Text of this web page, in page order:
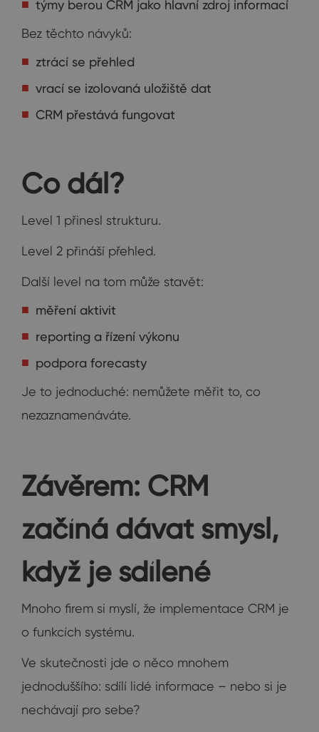
týmy berou CRM jako hlavní zdroj informací
Bez těchto návyků:
ztrácí se přehled
vrací se izolovaná uložiště dat
CRM přestává fungovat
Co dál?
Level 1 přinesl strukturu.
Level 2 přináší přehled.
Další level na tom může stavět:
měření aktivit
reporting a řízení výkonu
podpora forecasty
Je to jednoduché: nemůžete měřit to, co
nezaznamenáváte.
Závěrem: CRM
začíná dávat smysl,
když je sdílené
Mnoho firem si myslí, že implementace CRM je
o funkcích systému.
Ve skutečnosti jde o něco mnohem
jednoduššího: sdílí lidé informace – nebo si je
nechávají pro sebe?